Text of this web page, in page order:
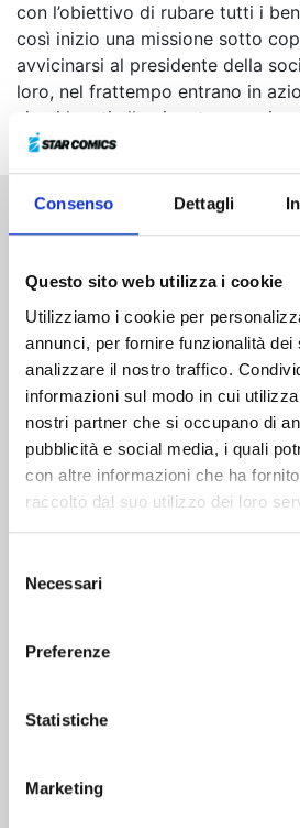
Consenso Dettagli
Questo sito web utilizza i cookie
Utilizziamo i cookie per
annunci, per fornire funzionalità dei
analizzare il nostro traffico.
informazioni sul modo in cui
nostri partner che si occupano di
pubblicità e social media, i quali
con altre informazioni che ha
raccolto dal suo utilizzo dei loro
delNecessari
Preferenze
Statistiche
Marketing
con l’obiettivo di rubare tutti i
così inizio una missione sotto
avvicinarsi al presidente della
loro, nel frattempo entrano in
sicari legati alla gigantesca
Altri volumi della